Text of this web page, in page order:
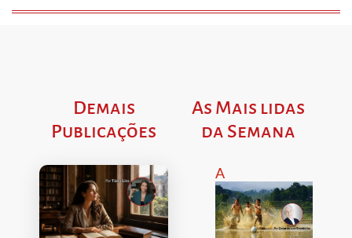
Demais
Publicações
As Mais lidas
da Semana
A